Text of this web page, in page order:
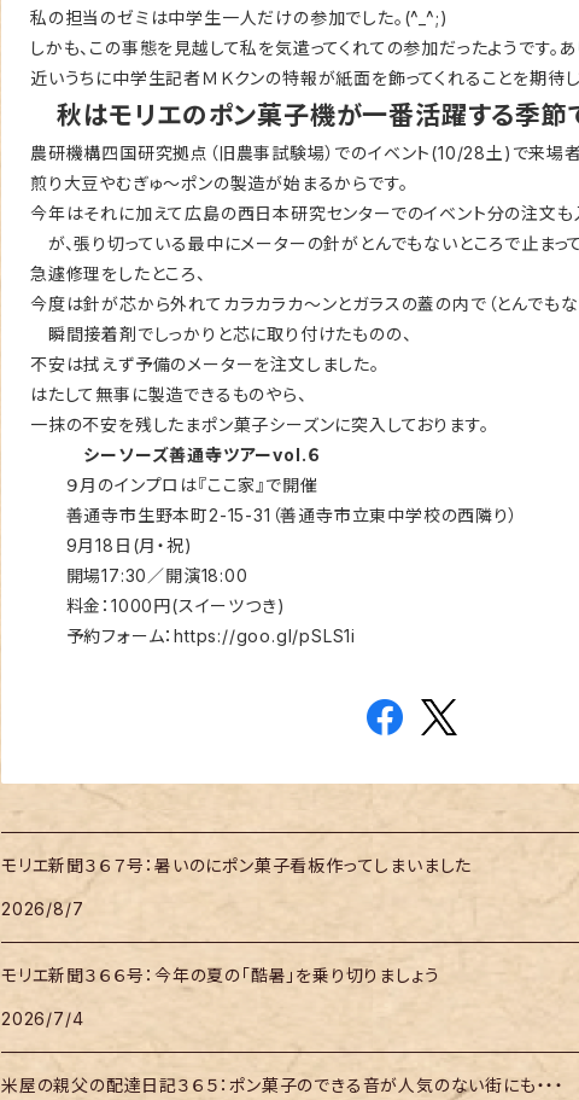
私の担当のゼミは中学生一人だけの参加でした。(^_^;)
しかも、この事態を見越して私を気遣ってくれての参加だったようです。あ
近いうちに中学生記者ＭＫクンの特報が紙面を飾ってくれることを期待し
秋はモリエのポン菓子機が一番活躍する季節
農研機構四国研究拠点（旧農事試験場）でのイベント(10/28土)で来場
煎り大豆やむぎゅ～ポンの製造が始まるからです。
今年はそれに加えて広島の西日本研究センターでのイベント分の注文も
が、張り切っている最中にメーターの針がとんでもないところで止まって
急遽修理をしたところ、
今度は針が芯から外れてカラカラカ～ンとガラスの蓋の内で（とんでも
瞬間接着剤でしっかりと芯に取り付けたものの、
不安は拭えず予備のメーターを注文しました。
はたして無事に製造できるものやら、
一抹の不安を残したまポン菓子シーズンに突入しております。
シーソーズ善通寺ツアーvol.６
９月のインプロは『ここ家』で開催
善通寺市生野本町2-15-31（善通寺市立東中学校の西隣り）
9月18日(月・祝)
開場17:30／開演18:00
料金：1000円(スイーツつき)
予約フォーム：https://goo.gl/pSLS1i
モリエ新聞３６７号：暑いのにポン菓子看板作ってしまいました
2026/8/7
モリエ新聞３６６号：今年の夏の「酷暑」を乗り切りましょう
2026/7/4
米屋の親父の配達日記３６５：ポン菓子のできる音が人気のない街にも・・・